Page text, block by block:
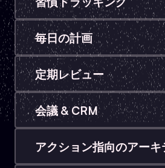
備えた完全なタスクシステム。
すべてを把握できます。
OSに直接統合されたストリーク
のログ、および進捗の洞察により
す。
毎日の計画
タスク、フォーカスポイント、
跡を統合した構造化されたコマン
日をスタートしましょう。すべて
繋がっています。
定期レビュー
ビルトインの日次、週次、月次
ビューシステム。定期的なレビ
ーは進捗を振り返り、新しい目標
の追跡、ギャップの特定、より
のに役立ちます。進捗の長期的な
す。
会議 & CRM
連絡先、会議、責任範囲をVault
す。Obsibrainは、財務、健康、
なたの生活の様々な側面を整理す
アクション指向のアーキ
目標 → プロジェクト → タスク。